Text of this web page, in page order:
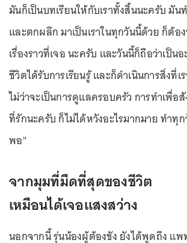
มันก็เป็นบทเรียนให้กับเราทั้งสิ้นนะครับ มันท
และตกผลึก มาเป็นเราในทุกวันนี้ด้วย ก็ต้
เรื่องราวที่เจอ นะครับ และวันนี้ก็ถือว่าเป็น
ชีวิตได้รับการเรียนรู้ และก็ดำเนินการสิ่งที่เ
ไม่ว่าจะเป็นการดูแลครอบครัว การทำเพื่อ
ที่รักนะครับ ก็ไม่ได้หวังอะไรมากมาย ทำทุ
พอ"
จากมุมที่มืดที่สุดของชีวิต
เหมือนได้เจอแสงสว่าง
นอกจากนี้ รุ่นน้องผู้ต้องขัง ยังได้พูดถึง แพ